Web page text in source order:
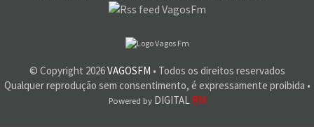
© Copyright 2026VAGOSFM • Todos os direitos reservados
Qualquer reprodução sem consentimento, é expressamente proibida •
Powered byDIGITAL RM